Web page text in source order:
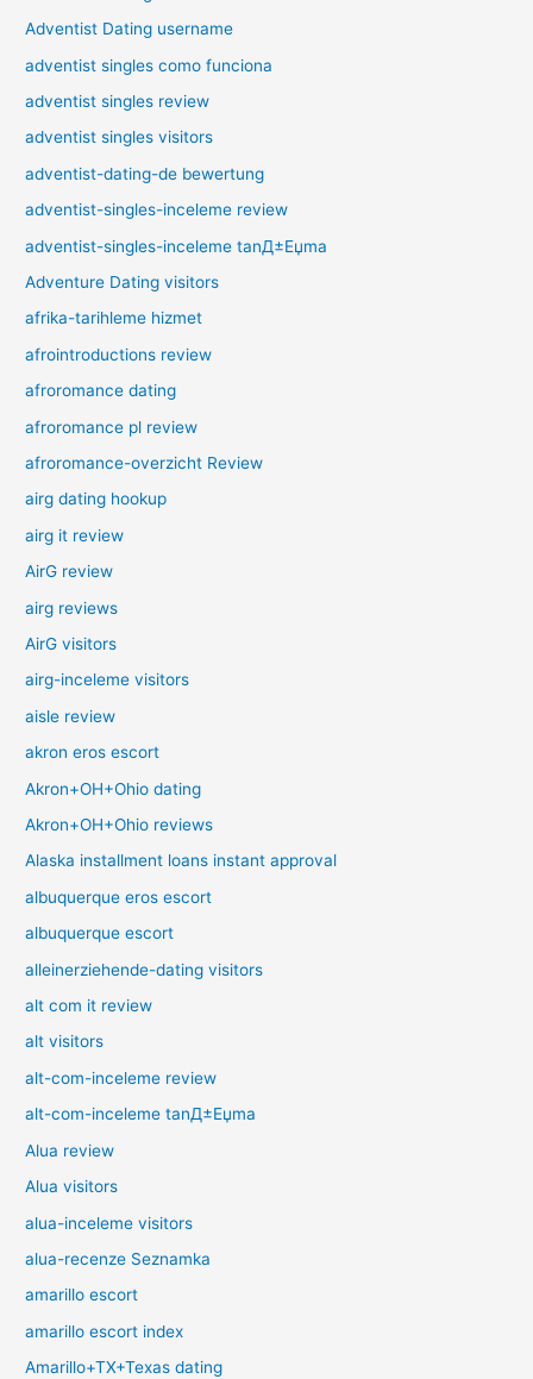
Adventist Dating username
adventist singles como funciona
adventist singles review
adventist singles visitors
adventist-dating-de bewertung
adventist-singles-inceleme review
adventist-singles-inceleme tanД±Еџma
Adventure Dating visitors
afrika-tarihleme hizmet
afrointroductions review
afroromance dating
afroromance pl review
afroromance-overzicht Review
airg dating hookup
airg it review
AirG review
airg reviews
AirG visitors
airg-inceleme visitors
aisle review
akron eros escort
Akron+OH+Ohio dating
Akron+OH+Ohio reviews
Alaska installment loans instant approval
albuquerque eros escort
albuquerque escort
alleinerziehende-dating visitors
alt com it review
alt visitors
alt-com-inceleme review
alt-com-inceleme tanД±Еџma
Alua review
Alua visitors
alua-inceleme visitors
alua-recenze Seznamka
amarillo escort
amarillo escort index
Amarillo+TX+Texas dating